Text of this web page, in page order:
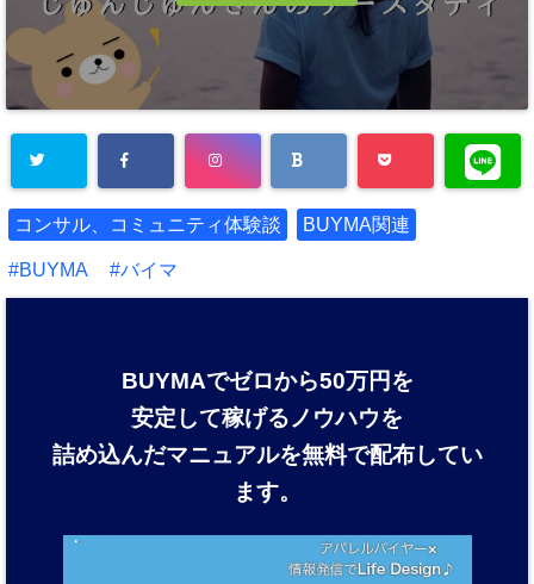
コンサル、コミュニティ体験談 BUYMA関連
BUYMA バイマ
BUYMAでゼロから50万円を
安定して稼げるノウハウを
詰め込んだマニュアルを無料で配布してい
ます。